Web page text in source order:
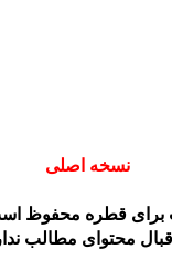
نسخه اصلی
قطره محفوظ است.
محتوای مطالب ندارد.